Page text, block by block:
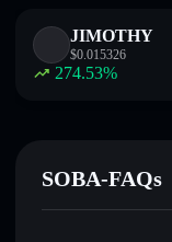
JIMOTHY
$0.015326
274.53%
SOBA-FAQs